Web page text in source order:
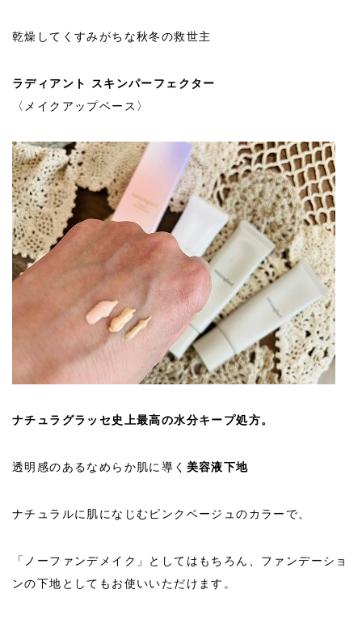
乾燥してくすみがちな秋冬の救世主
ラディアント スキンパーフェクター
〈メイクアップベース〉
ナチュラグラッセ史上最高の水分キープ処方。
透明感のあるなめらか肌に導く 美容液下地
ナチュラルに肌になじむピンクベージュのカラーで、
「ノーファンデメイク」としてはもちろん、ファンデーショ
ンの下地としてもお使いいただけます。